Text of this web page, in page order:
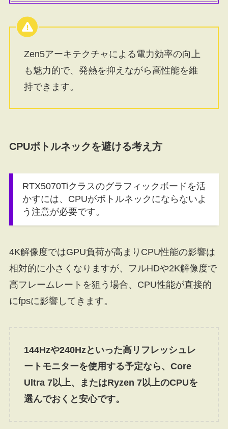
Zen5アーキテクチャによる電力効率の向上
も魅力的で、発熱を抑えながら高性能を維
持できます。
CPUボトルネックを避ける考え方
RTX5070Tiクラスのグラフィックボードを活
かすには、CPUがボトルネックにならないよ
う注意が必要です。
4K解像度ではGPU負荷が高まりCPU性能の影響は
相対的に小さくなりますが、フルHDや2K解像度で
高フレームレートを狙う場合、CPU性能が直接的
にfpsに影響してきます。
144Hzや240Hzといった高リフレッシュレ
ートモニターを使用する予定なら、Core
Ultra 7以上、またはRyzen 7以上のCPUを
選んでおくと安心です。